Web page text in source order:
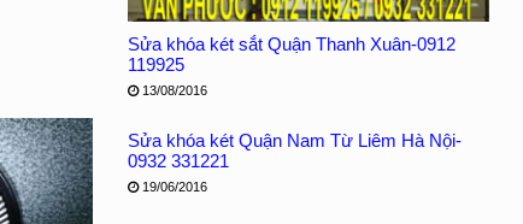
Sửa khóa két sắt Quận Thanh Xuân-0912
119925
13/08/2016
Sửa khóa két Quận Nam Từ Liêm Hà Nội-
0932 331221
19/06/2016